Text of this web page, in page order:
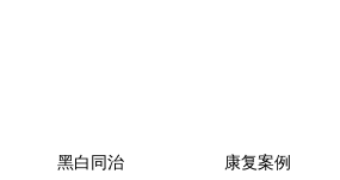
黑白同治 康复案例